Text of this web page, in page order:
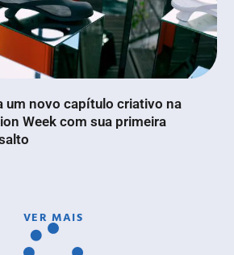
um novo capítulo criativo na
Week com sua primeira
VER MAIS